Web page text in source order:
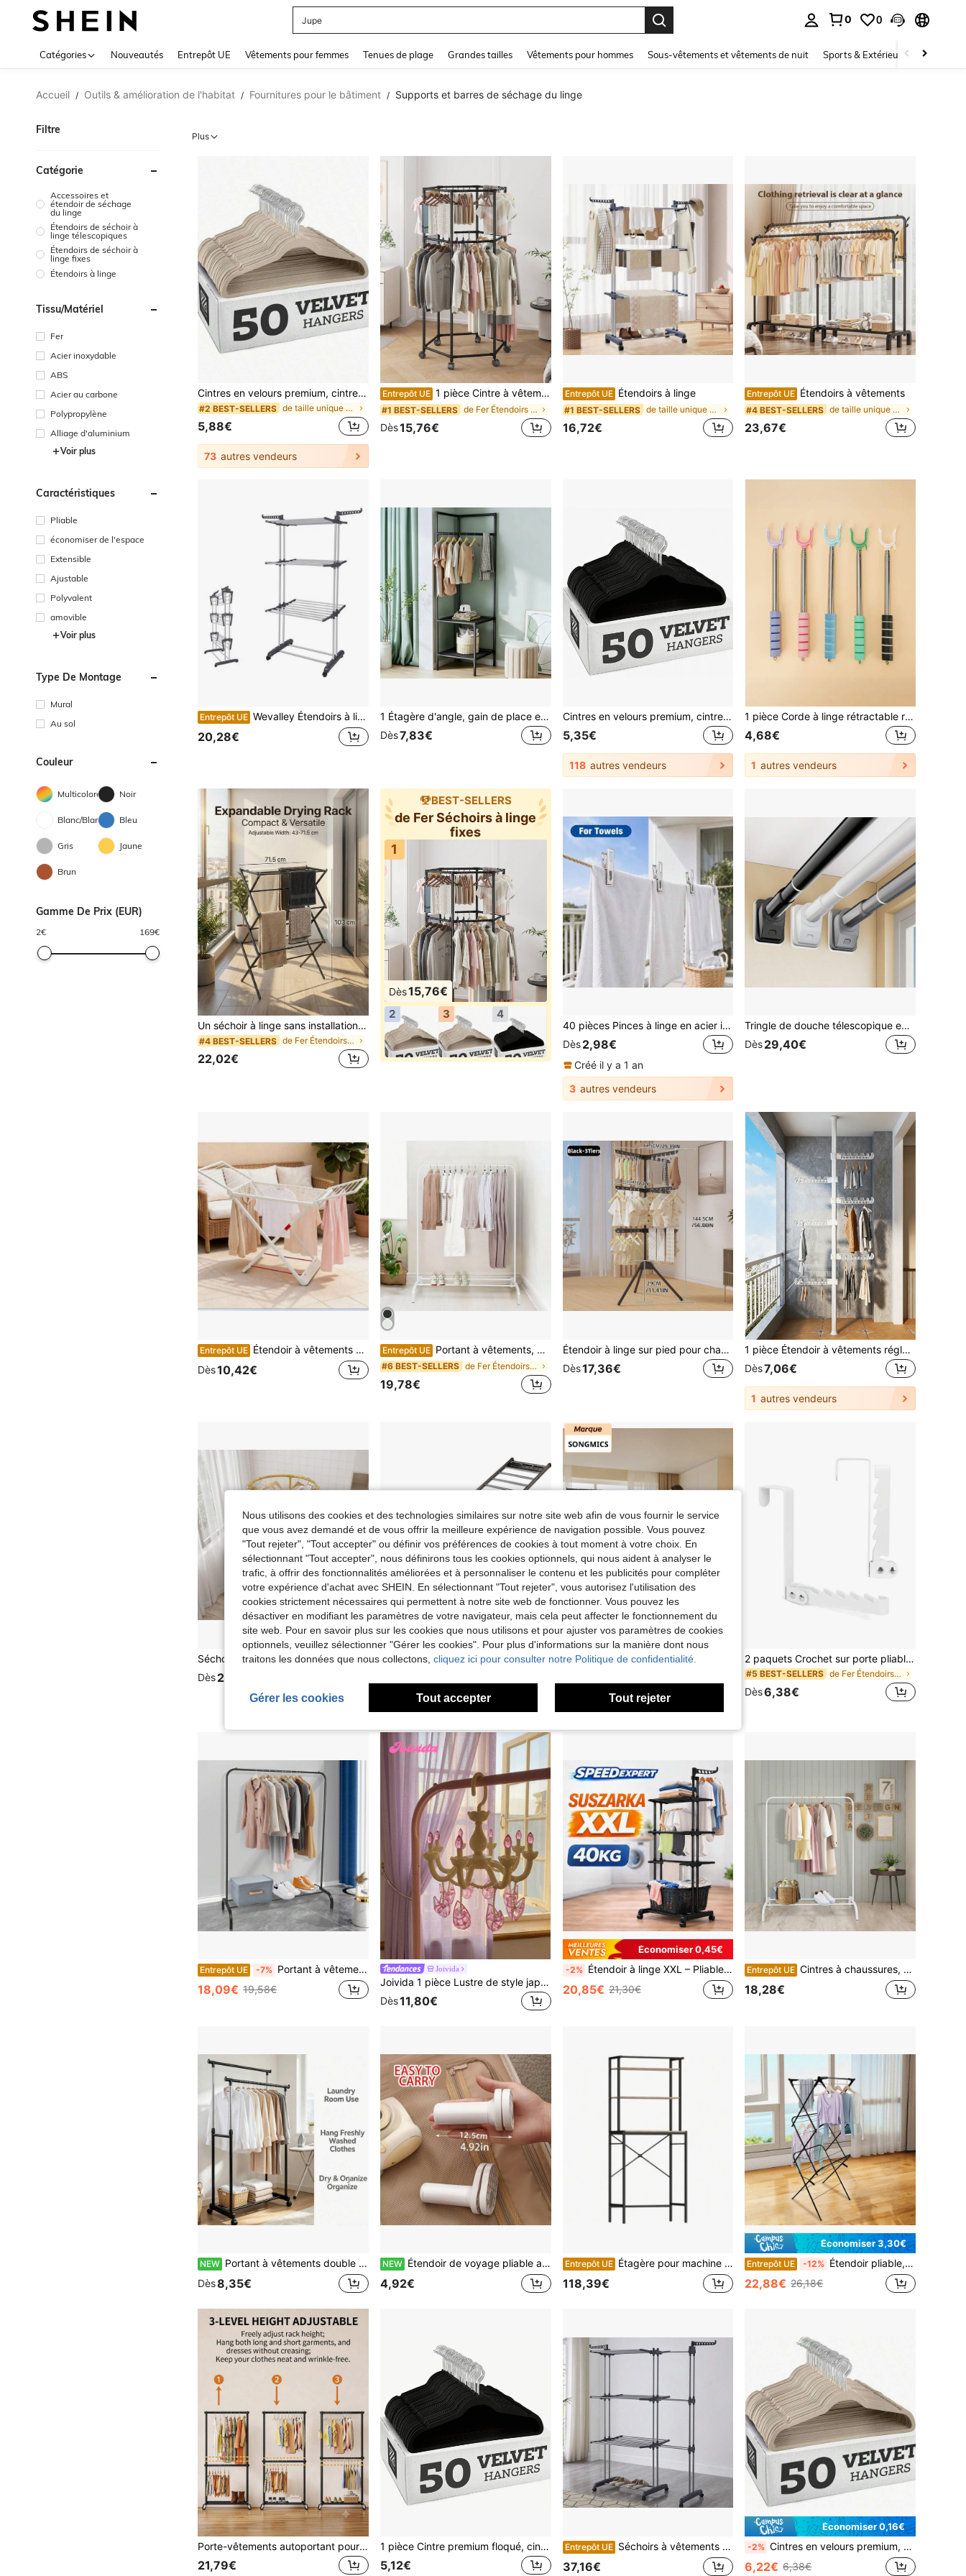
Jupe
0 0
Catégories Nouveautés Entrepôt UE Vêtements pour femmes Tenues de plage Grandes tailles Vêtements pour hommes Sous-vêtements et vêtements de nuit Sports & Extérieur Enfants
Accueil / Outils & amélioration de l'habitat / Fournitures pour le bâtiment / Supports et barres de séchage du linge
Filtre
Catégorie
Accessoires et
étendoir de séchage
du linge
Étendoirs de séchoir à
linge télescopiques
Étendoirs de séchoir à
linge fixes
Étendoirs à linge
Tissu/matériel
Fer
Acier inoxydable
ABS
Acier au carbone
Polypropylène
Alliage d'aluminium
Voir plus
Caractéristiques
Pliable
économiser de l'espace
Extensible
Ajustable
Polyvalent
amovible
Voir plus
Type De Montage
Mural
Au sol
Couleur
Multicolore Noir
Blanc/Blanche Bleu
Gris Jaune
Brun
Gamme De Prix (EUR)
2€ 169€
Plus
Cintres en velours premium, cintres fins en feutre floqué antidérapants, cintres robustes, cintres pour manteaux et costumes résistants, cintres pour costumes durables, convient pour le placard, fournitures de placard idéales 1 pièce
#2 BEST-SELLERS de taille unique Étendoirs et poteaux de séchage d
5,88€
73 autres vendeurs
Entrepôt UE 1 pièce Cintre à vêtements multifonctionnel sur roulettes, convient pour l'intérieur, l'extérieur, le balcon, la chambre, un rangement de vêtements gain de place, un séchoir
#1 BEST-SELLERS de Fer Étendoirs et poteaux de séchage de vêtement
Dès15,76€
Entrepôt UE Étendoirs à linge
#1 BEST-SELLERS de taille unique Étendoirs et poteaux de séchage d
16,72€
Entrepôt UE Étendoirs à vêtements
#4 BEST-SELLERS de taille unique Étendoirs et poteaux de séchage d
23,67€
Entrepôt UE Wevalley Étendoirs à linge télescopiques
20,28€
1 Étagère d'angle, gain de place et compacte. Équipée de barres de suspension et d'étagères de rangement à plusieurs niveaux, elle peut contenir des vêtements, des sacs et des articles divers, vous aidant à créer un coin rangé dans la chambre.
Dès7,83€
Cintres en velours premium, cintres fins en feutre floqué antidérapants, cintres à vêtements robustes, cintres pour manteaux et costumes résistants, cintres pour costumes durables pour usage dans le placard, fournitures de placard idéales 1 pièce
5,35€
118 autres vendeurs
1 pièce Corde à linge rétractable réglable en acier inoxydable, séchoir à linge extensible pour balcon avec pinces, séchoir à linge gain de place, barre de rangement et d'organisation efficace, séchoir à linge
4,68€
1 autres vendeurs
Un séchoir à linge sans installation en une seconde, sur pied, pour balcon, séchage de couettes, refroidissement domestique, séchoir à linge télescopique, pliable, épais, simple pour chambre à coucher
#4 BEST-SELLERS de Fer Étendoirs et poteaux de séchage de vêtement
22,02€
BEST-SELLERS
de Fer Séchoirs à linge
fixes
1
Dès15,76€
2 3 4
40 pièces Pinces à linge en acier inoxydable, pinces à linge métalliques robustes et résistantes à la rouille, pinces utilitaires anti-vent pour le séchage des chaussettes, serviettes, couettes sur la corde à linge extérieure
Dès 2,98€
Créé il y a 1 an
3 autres vendeurs
Tringle de douche télescopique en métal réglable, barre de support de garde-robe avec conception télescopique, coussinets en silicone antidérapants au bas, aucune installation de perçage requise. Cette tringle de douche et barre de suspension pour vêtements convient pour la salle de bain, la cuisine, le balcon et d'autres scénarios multiples.
Dès29,40€
Entrepôt UE Étendoir à vêtements pliable, étendoir à vêtements de balcon pour la maison, barre de séchage de vêtements d'intérieur, outil de séchage de couette
Dès10,42€
Entrepôt UE Portant à vêtements, porte-manteau, tringle à vêtements en métal, tringle à vêtements robuste avec cadre inférieur pour manteaux, jupes, chemises, pulls
#6 BEST-SELLERS de Fer Étendoirs et poteaux de séchage de vêtement
19,78€
Étendoir à linge sur pied pour chambre et maison, porte-vêtements intérieur pour balcon, simple, avec barre de suspension, mobile, pliable, pour le rangement des vêtements
Dès17,36€
1 pièce Étendoir à vêtements réglable - Étendoir rétractable, sans perçage requis, facile à assembler, gain de place, étendoir à vêtements sur pied, penderie de sol au plafond, convient pour les balcons, les buanderies et les salons
Dès7,06€
1 autres vendeurs
Séchoir à linge rotatif avec roues, étagère de rangement ronde pour vêtements, séchoir à linge extérieur pour balcon, présentoir de magasin de vêtements pour suspendre les vêtements
Dès27,34€
Entrepôt UE Étendoir à linge portable et roulant, réglable et pliable, idéal pour sécher les chaussures, trois niveaux pour une utilisation à domicile et en voyage. SONGMICS HOME FR 2
Créé il y a 1 an
2 paquets Crochet sur porte pliable et rétractable, organisateur de rangement suspendu économisant l'espace pour vêtements, manteaux, serviettes pour chambre à coucher et salle de bain (blanc/noir)
#5 BEST-SELLERS de Fer Étendoirs et poteaux de séchage de vêtement
Dès6,38€
Entrepôt UE -7% Portant à vêtements en fer à une seule tige sans roulettes, 40 x 110 x 150 cm, noir
18,09€ 19,58€
Joivida
Joivida 1 pièce Lustre de style japonais avec design de cintre, un lustre thème princesse avec une touche féminine.
Dès11,80€
Économiser 0,45€
-2% Étendoir à linge XXL – Pliable et mobile, idéal pour vêtements et sous-vêtements, grande capacité pour la maison et la terrasse.
20,85€ 21,30€
Entrepôt UE Cintres à chaussures, qualité commerciale, pour présentation, rangement, blanc
18,28€
NEW Portant à vêtements double barre avec roues, rail à vêtements roulant réglable pour l'organisation de la chambre, l'affichage en boutique & le rangement à plat
Dès8,35€
NEW Étendoir de voyage pliable avec 5 trous et pinces rotatives, étendoir de vêtements réglable et gain de place pour la maison, le dortoir, la salle de bain
4,92€
Entrepôt UE Étagère pour machine à laver, étagère de salle de bain avec barre de séchage, 3 niveaux, pour salle de bain ou buanderie, 67 x 40 x 161,8 cm, marron
118,39€
Économiser 3,30€
Entrepôt UE -12% Étendoir pliable, étendoir télescopique, étendoir à 3 niveaux, étendoir, pour usage intérieur et extérieur 48*43*137cm
22,88€ 26,18€
Porte-vêtements autoportant pour la maison, pour la chambre, porte-vêtements portable, porte-vêtements simple pour le dortoir, porte-vêtements autoportant pour le balcon
21,79€
1 pièce Cintre premium floqué, cintre fin floqué en feutre antidérapant, cintre robuste et durable pour manteaux et costumes, organisateur de rangement pour placard
5,12€
Entrepôt UE Séchoirs à vêtements télescopiques
37,16€
Économiser 0,16€
-2% Cintres en velours premium, cintres fins antidérapants en feutre floqué, cintres à vêtements robustes, cintres pour manteaux et costumes résistants, cintres pour costumes durables pour utilisation dans le placard, fournitures de placard idéales 1 pièce
6,22€ 6,38€
Nous utilisons des cookies et des technologies similaires sur notre site web afin de vous fournir le service
que vous avez demandé et de vous offrir la meilleure expérience de navigation possible. Vous pouvez
"Tout rejeter", "Tout accepter" ou définir vos préférences de cookies à tout moment à votre choix. En
sélectionnant "Tout accepter", nous définirons tous les cookies optionnels, qui nous aident à analyser le
trafic, à offrir des fonctionnalités améliorées et à personnaliser le contenu et les publicités pour compléter
votre expérience d'achat avec SHEIN. En sélectionnant "Tout rejeter", vous autorisez l'utilisation des
cookies strictement nécessaires qui permettent à notre site web de fonctionner. Vous pouvez les
désactiver en modifiant les paramètres de votre navigateur, mais cela peut affecter le fonctionnement du
site web. Pour en savoir plus sur les cookies que nous utilisons et pour ajuster vos paramètres de cookies
optionnels, veuillez sélectionner "Gérer les cookies". Pour plus d'informations sur la manière dont nous
traitons les données que nous collectons, cliquez ici pour consulter notre Politique de confidentialité.
Gérer les cookies Tout accepter Tout rejeter